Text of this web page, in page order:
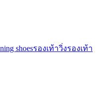
shoesรองเท้าวิ่งรองเท้า